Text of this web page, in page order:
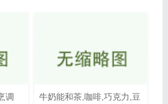
调
牛奶能和茶,咖啡,巧克力,豆